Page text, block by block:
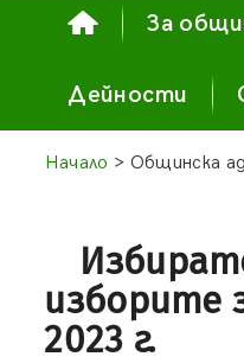
За
Дейности
Начало > Общинска
изборите
2023 г.